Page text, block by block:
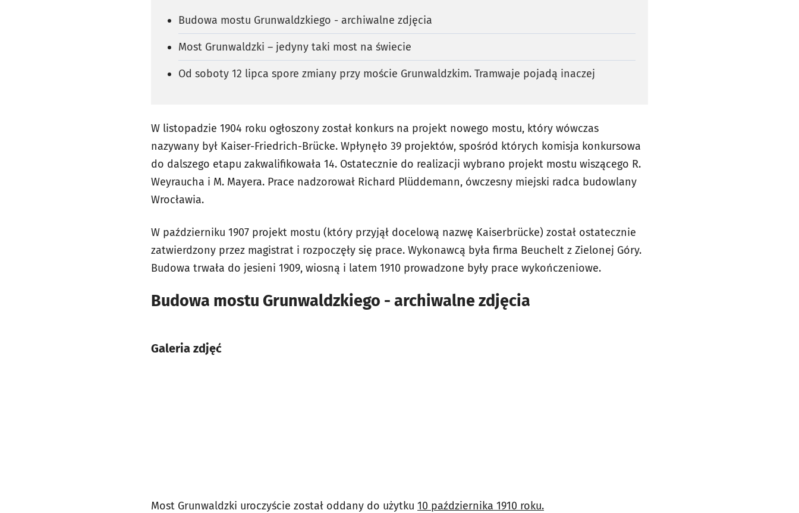
Budowa mostu Grunwaldzkiego - archiwalne zdjęcia
Most Grunwaldzki – jedyny taki most na świecie
Od soboty 12 lipca spore zmiany przy moście Grunwaldzkim. Tramwaje pojadą inaczej
W listopadzie 1904 roku ogłoszony został konkurs na projekt nowego mostu, który wówczas
nazywany był Kaiser-Friedrich-Brücke. Wpłynęło 39 projektów, spośród których komisja konkursowa
do dalszego etapu zakwalifikowała 14. Ostatecznie do realizacji wybrano projekt mostu wiszącego R.
Weyraucha i M. Mayera. Prace nadzorował Richard Plüddemann, ówczesny miejski radca budowlany
Wrocławia.
W październiku 1907 projekt mostu (który przyjął docelową nazwę Kaiserbrücke) został ostatecznie
zatwierdzony przez magistrat i rozpoczęły się prace. Wykonawcą była firma Beuchelt z Zielonej Góry.
Budowa trwała do jesieni 1909, wiosną i latem 1910 prowadzone były prace wykończeniowe.
Budowa mostu Grunwaldzkiego - archiwalne zdjęcia
Galeria zdjęć
Most Grunwaldzki uroczyście został oddany do użytku 10 października 1910 roku.